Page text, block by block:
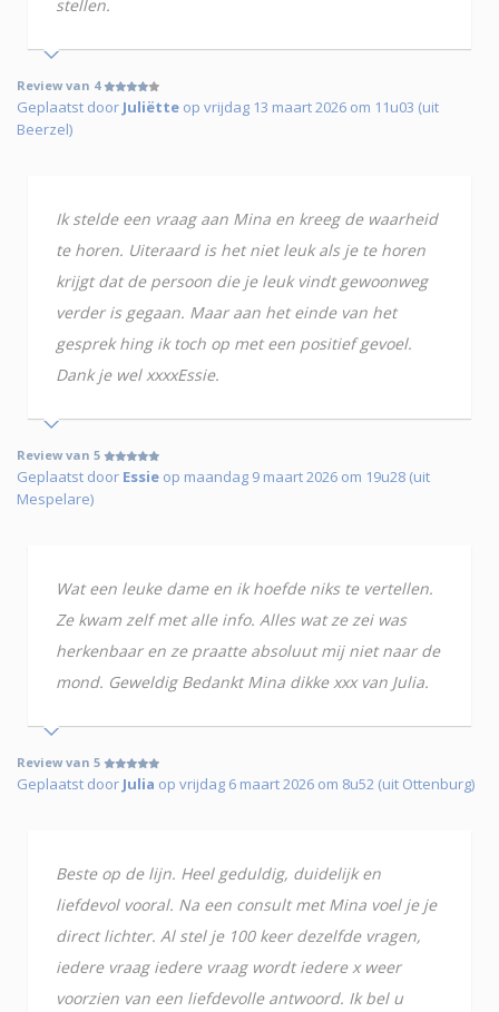
stellen.
Review van 4
Geplaatst door Juliëtte op vrijdag 13 maart 2026 om 11u03 (uit
Beerzel)
Ik stelde een vraag aan Mina en kreeg de waarheid
te horen. Uiteraard is het niet leuk als je te horen
krijgt dat de persoon die je leuk vindt gewoonweg
verder is gegaan. Maar aan het einde van het
gesprek hing ik toch op met een positief gevoel.
Dank je wel xxxxEssie.
Review van 5
Geplaatst door Essie op maandag 9 maart 2026 om 19u28 (uit
Mespelare)
Wat een leuke dame en ik hoefde niks te vertellen.
Ze kwam zelf met alle info. Alles wat ze zei was
herkenbaar en ze praatte absoluut mij niet naar de
mond. Geweldig Bedankt Mina dikke xxx van Julia.
Review van 5
Geplaatst door Julia op vrijdag 6 maart 2026 om 8u52 (uit Ottenburg)
Beste op de lijn. Heel geduldig, duidelijk en
liefdevol vooral. Na een consult met Mina voel je je
direct lichter. Al stel je 100 keer dezelfde vragen,
iedere vraag iedere vraag wordt iedere x weer
voorzien van een liefdevolle antwoord. Ik bel u